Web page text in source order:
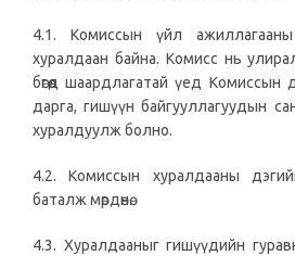
4.1. Комиссын үйл
хуралдаан байна. Комисс нь
бөгөөд шаардлагатай үед Комиссын
дарга, гишүүн байгууллагуудын
хуралдуулж болно.
4.2. Комиссын хуралдааны
баталж мөрдөнө.
4.3. Хуралдааныг гишүүдийн